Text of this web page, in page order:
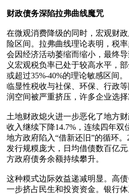
财政债务深陷拉弗曲线魔咒
在微观消费降级的同时，宏观财
险区间。拉弗曲线理论表明，税
会因经济活动萎缩而缩小，最终
义宏观税负率已处于较高水平，
或超过35%-40%的理论敏感区间
临显性税收与社保、环保、行政
润空间被严重挤压，许多企业选择
土地财政熄火进一步恶化了地方
收入继续下降14.7%，连续四年双
地方政府陷入“借新还旧”的循环
发行规糢庞大，日均借债数百亿
方政府债务余额持续攀升。
这种糢式边际效益递减明显。高
一步挤占民生和投资资金。银行